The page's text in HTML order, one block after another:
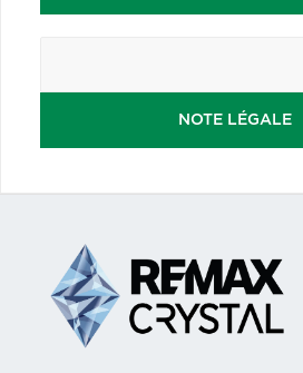
NOTE LÉGALE